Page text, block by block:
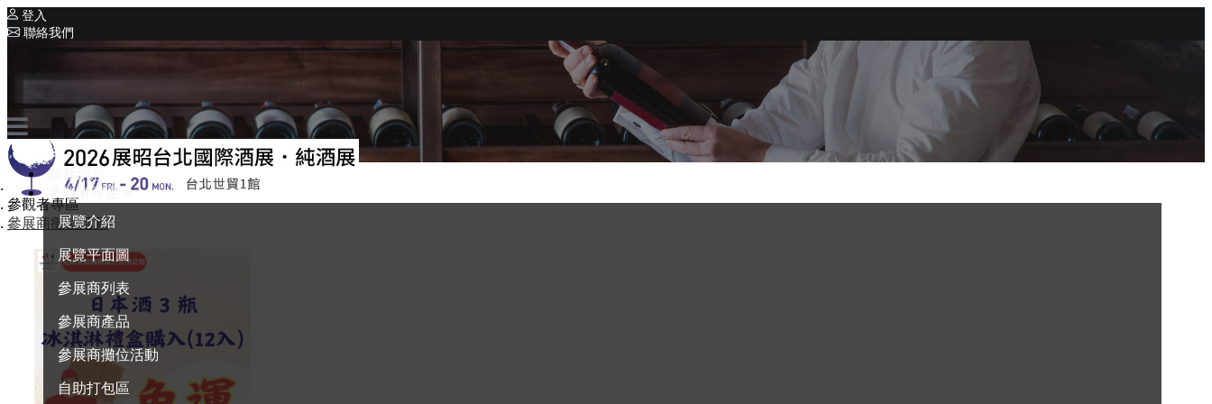
登入
聯絡我們
相關展覽
系列展覽
巡迴酒展系列
English
最新消息
參觀者專區
展覽介紹
展覽平面圖
參展商列表
參展商產品
參展商攤位活動
自助打包區
參觀者專區
參展商攤位活動